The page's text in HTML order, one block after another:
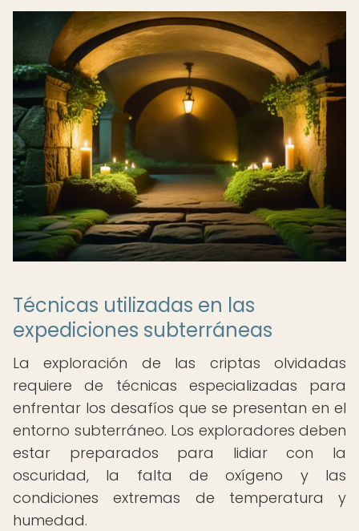
Técnicas utilizadas en las
expediciones subterráneas
La exploración de las criptas olvidadas
requiere de técnicas especializadas para
enfrentar los desafíos que se presentan en el
entorno subterráneo. Los exploradores deben
estar preparados para lidiar con la
oscuridad, la falta de oxígeno y las
condiciones extremas de temperatura y
humedad.